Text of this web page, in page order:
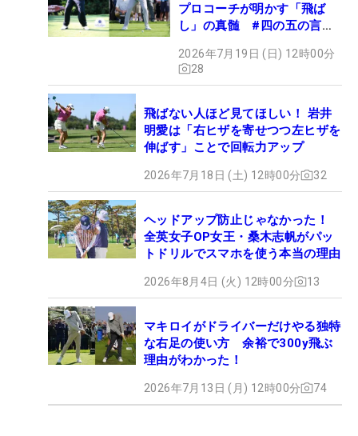
プロコーチが明かす「飛ば
し」の真髄 #四の五の言わ
2026年7月19日 (日) 12時00分
28
飛ばない人ほど見てほしい！ 岩井
明愛は「右ヒザを寄せつつ左ヒザを
伸ばす」ことで回転力アップ
2026年7月18日 (土) 12時00分 32
ヘッドアップ防止じゃなかった！
全英女子OP女王・桑木志帆がパッ
トドリルでスマホを使う本当の理由
2026年8月4日 (火) 12時00分 13
マキロイがドライバーだけやる独特
な右足の使い方 余裕で300y飛ぶ
理由がわかった！
2026年7月13日 (月) 12時00分 74